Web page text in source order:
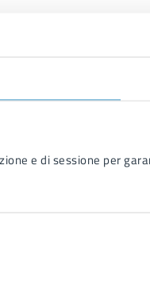
e di sessione per